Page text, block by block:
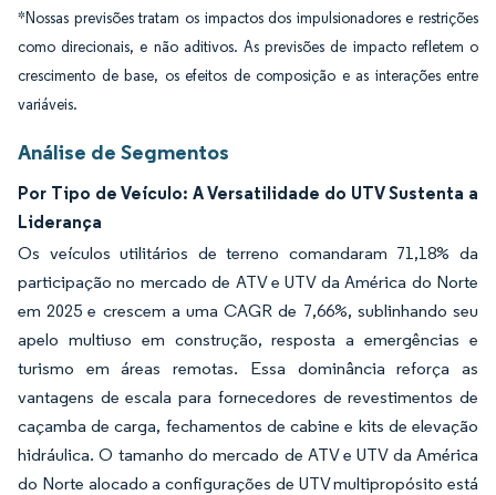
*Nossas previsões tratam os impactos dos impulsionadores e restrições
como direcionais, e não aditivos. As previsões de impacto refletem o
crescimento de base, os efeitos de composição e as interações entre
variáveis.
Análise de Segmentos
Por Tipo de Veículo: A Versatilidade do UTV Sustenta a
Liderança
Os veículos utilitários de terreno comandaram 71,18% da
participação no mercado de ATV e UTV da América do Norte
em 2025 e crescem a uma CAGR de 7,66%, sublinhando seu
apelo multiuso em construção, resposta a emergências e
turismo em áreas remotas. Essa dominância reforça as
vantagens de escala para fornecedores de revestimentos de
caçamba de carga, fechamentos de cabine e kits de elevação
hidráulica. O tamanho do mercado de ATV e UTV da América
do Norte alocado a configurações de UTV multipropósito está